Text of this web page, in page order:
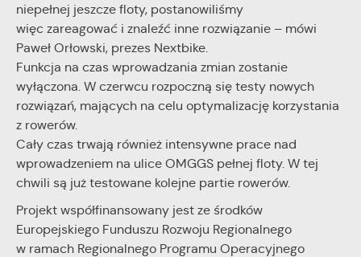
niepełnej jeszcze floty, postanowiliśmy
więc zareagować i znaleźć inne rozwiązanie – mówi
Paweł Orłowski, prezes Nextbike.
Funkcja na czas wprowadzania zmian zostanie
wyłączona. W czerwcu rozpoczną się testy nowych
rozwiązań, mających na celu optymalizację korzystania
z rowerów.
Cały czas trwają również intensywne prace nad
wprowadzeniem na ulice OMGGS pełnej floty. W tej
chwili są już testowane kolejne partie rowerów.
Projekt współfinansowany jest ze środków
Europejskiego Funduszu Rozwoju Regionalnego
w ramach Regionalnego Programu Operacyjnego